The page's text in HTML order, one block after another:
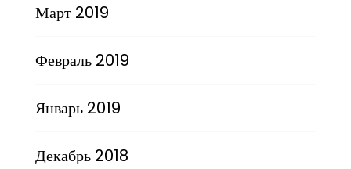
Март 2019
Февраль 2019
Январь 2019
Декабрь 2018